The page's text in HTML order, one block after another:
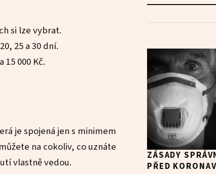
si lze vybrat.
25 a 30 dní.
000 Kč.
je spojená jen s minimem
na cokoliv, co uznáte
vlastně vedou.
ZÁSADY
PŘED